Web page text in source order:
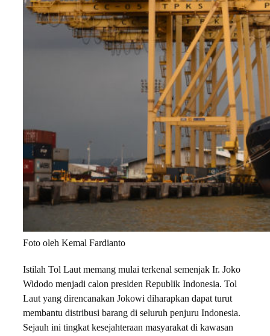
Foto oleh Kemal Fardianto
Istilah Tol Laut memang mulai terkenal semenjak Ir. Joko
Widodo menjadi calon presiden Republik Indonesia. Tol
Laut yang direncanakan Jokowi diharapkan dapat turut
membantu distribusi barang di seluruh penjuru Indonesia.
Sejauh ini tingkat kesejahteraan masyarakat di kawasan